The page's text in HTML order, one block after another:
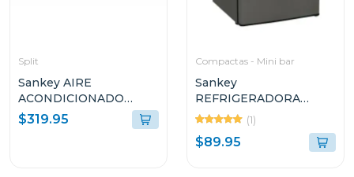
Split
Sankey AIRE
ACONDICIONADO
SPLIT DE 18000BTU
R410G1
$319.95
Compactas - Mini bar
Sankey
REFRIGERADORA
COMPACTO DE 1
PUERTA 1.7P³ F280
(1)
$89.95